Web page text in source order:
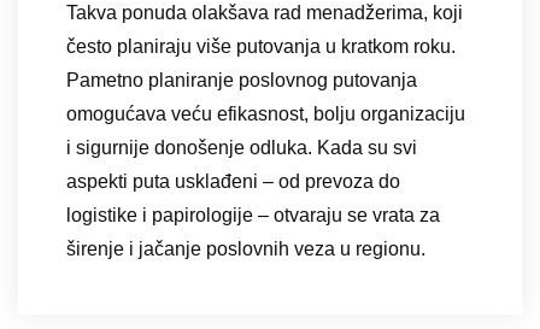
Takva ponuda olakšava rad menadžerima, koji
često planiraju više putovanja u kratkom roku.
Pametno planiranje poslovnog putovanja
omogućava veću efikasnost, bolju organizaciju
i sigurnije donošenje odluka. Kada su svi
aspekti puta usklađeni – od prevoza do
logistike i papirologije – otvaraju se vrata za
širenje i jačanje poslovnih veza u regionu.